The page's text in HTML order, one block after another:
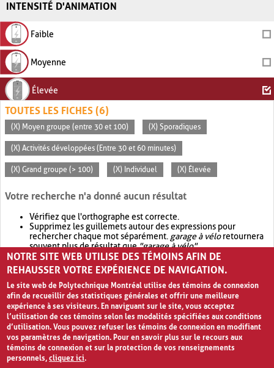
INTENSITÉ D'ANIMATION
Faible
Moyenne
Élevée
TOUTES LES FICHES (6)
(X) Moyen groupe (entre 30 et 100) (X) Sporadiques
(X) Activités développées (Entre 30 et 60 minutes)
(X) Grand groupe (> 100) (X) Individuel (X) Élevée
Votre recherche n'a donné aucun résultat
Vérifiez que l'orthographe est correcte.
Supprimez les guillemets autour des expressions pour
rechercher chaque mot séparément. garage à véloretournera
souvent plus de résultat que"garage à vélo".
Envisagez d'élargir votre recherche avec OR.garage OR vélo
retournera souvent plus de résultat quegarage à vélo
NOTRE SITE WEB UTILISE DES TÉMOINS AFIN DE
REHAUSSER VOTRE EXPÉRIENCE DE NAVIGATION.
Le site web de Polytechnique Montréal utilise des témoins de connexion
afin de recueillir des statistiques générales et offrir une meilleure
expérience à ses visiteurs. En naviguant sur le site, vous acceptez
l’utilisation de ces témoins selon les modalités spécifiées aux conditions
d’utilisation. Vous pouvez refuser les témoins de connexion en modifiant
vos paramètres de navigation. Pour en savoir plus sur le recours aux
témoins de connexion et sur la protection de vos renseignements
personnels,cliquez ici.